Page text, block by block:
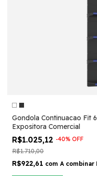
Gondola Continuacao Fit
Expositora Comercial
R$1.025,12 -40% OFF
R$1.710,00
R$922,61 com A combinar